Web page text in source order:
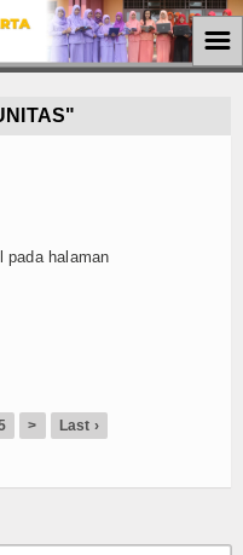
☰
pada halaman
> Last ›